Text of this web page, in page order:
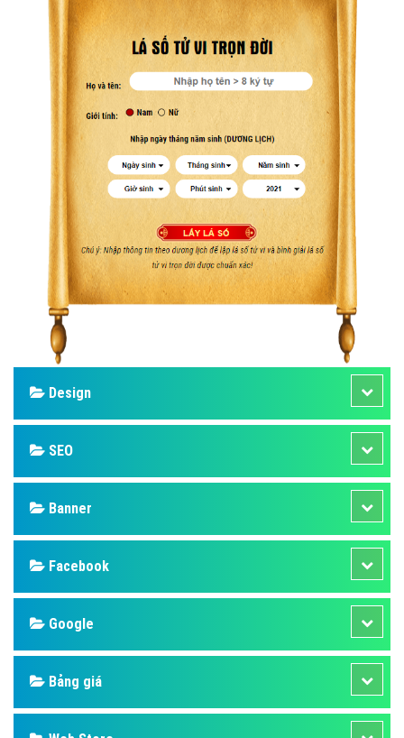
Design
SEO
Banner
Facebook
Google
Bảng giá